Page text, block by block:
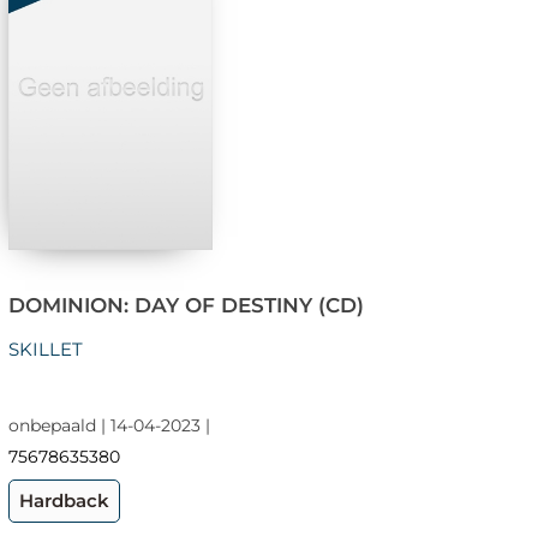
DOMINION: DAY OF DESTINY (CD)
SKILLET
onbepaald | 14-04-2023 |
75678635380
Hardback